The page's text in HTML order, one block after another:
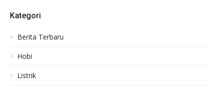
Kategori
Berita Terbaru
Hobi
Listrik